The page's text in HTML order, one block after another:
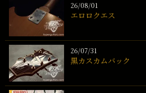
26/08/01
エロロクエス
26/07/31
黒カスカムバック